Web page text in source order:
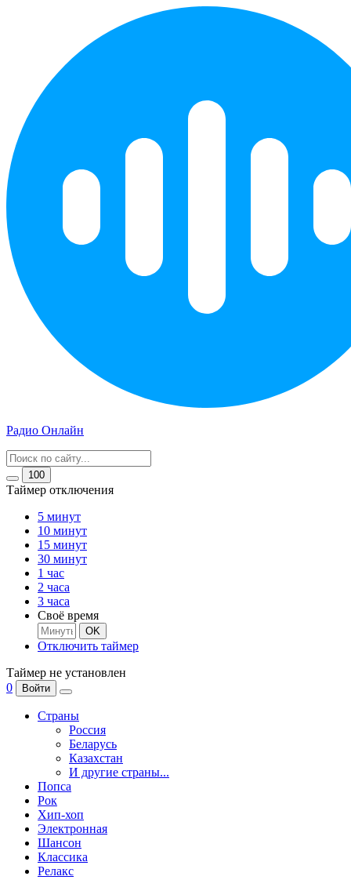
Радио Онлайн
100
Таймер отключения
5 минут
10 минут
15 минут
30 минут
1 час
2 часа
3 часа
Своё время
OK
Отключить таймер
Таймер не установлен
0
Войти
Страны
Россия
Беларусь
Казахстан
И другие страны...
Попса
Рок
Хип-хоп
Электронная
Шансон
Классика
Релакс